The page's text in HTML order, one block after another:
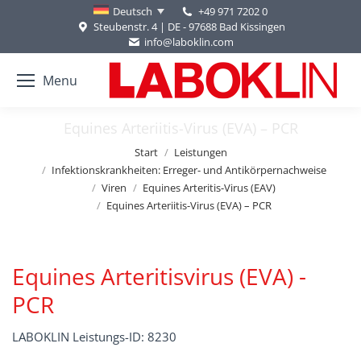
Deutsch
+49 971 7202 0
Steubenstr. 4 | DE - 97688 Bad Kissingen
info@laboklin.com
Menu
Equines Arteriitis-Virus (EVA) – PCR
Start
Leistungen
Infektionskrankheiten: Erreger- und Antikörpernachweise
Viren
Equines Arteritis-Virus (EAV)
Equines Arteriitis-Virus (EVA) – PCR
Equines Arteritisvirus (EVA) -
PCR
LABOKLIN Leistungs-ID: 8230